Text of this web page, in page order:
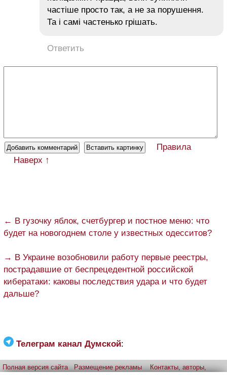
частіше просто так, а не за порушення.
Та і самі частенько грішать.
Ответить
Правила
Наверх ↑
← В гузочку яблок, счетбургер и постное меню: что
будет на новогоднем столе у известных одесситов?
→ В Украине возобновили работу первые реестры,
пострадавшие от беспрецедентной российской
кибератаки: каковы последствия удара и что будет
дальше?
Телеграм канал Думской:
Полная версия сайта Размещение рекламы Контакты, авторы,